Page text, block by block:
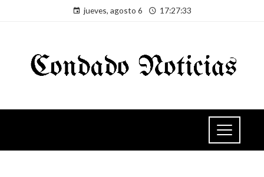
jueves, agosto 6 17:27:33